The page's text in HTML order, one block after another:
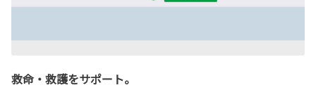
救命・救護をサポート。